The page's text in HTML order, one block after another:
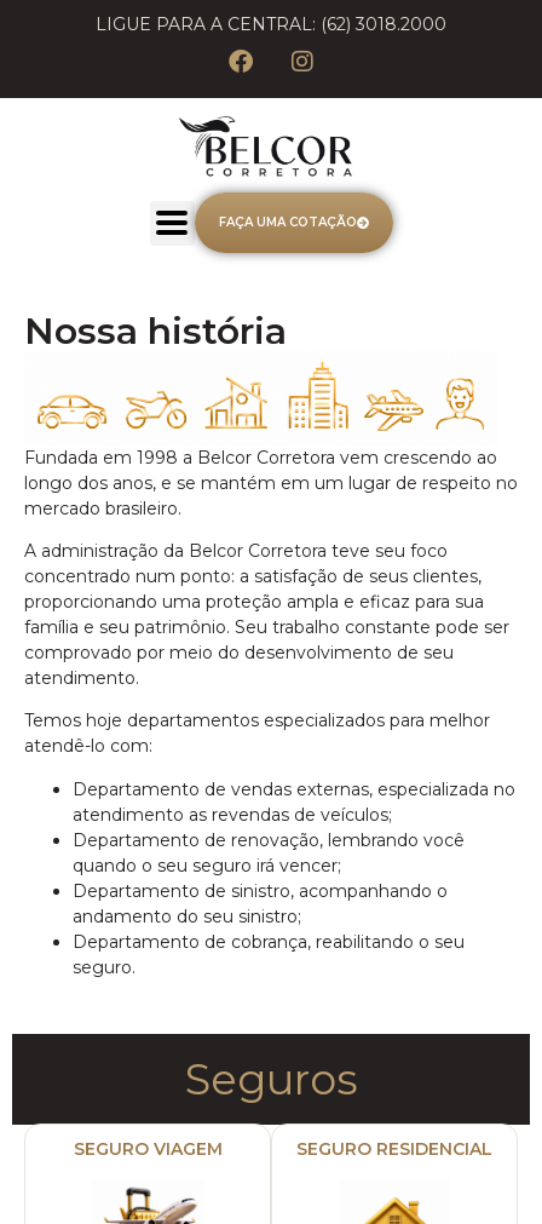
LIGUE PARA A CENTRAL: (62) 3018.2000
FAÇA UMA COTAÇÃO
Nossa história
Fundada em 1998 a Belcor Corretora vem crescendo ao
longo dos anos, e se mantém em um lugar de respeito no
mercado brasileiro.
A administração da Belcor Corretora teve seu foco
concentrado num ponto: a satisfação de seus clientes,
proporcionando uma proteção ampla e eficaz para sua
família e seu patrimônio. Seu trabalho constante pode ser
comprovado por meio do desenvolvimento de seu
atendimento.
Temos hoje departamentos especializados para melhor
atendê-lo com:
Departamento de vendas externas, especializada no
atendimento as revendas de veículos;
Departamento de renovação, lembrando você
quando o seu seguro irá vencer;
Departamento de sinistro, acompanhando o
andamento do seu sinistro;
Departamento de cobrança, reabilitando o seu
seguro.
Seguros
SEGURO VIAGEM SEGURO RESIDENCIAL